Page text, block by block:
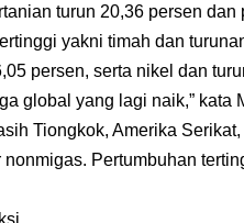
turun 20,36 persen
yakni timah dan
persen, serta nikel dan
global yang lagi naik,” kata
Tiongkok, Amerika
Pertumbuhan